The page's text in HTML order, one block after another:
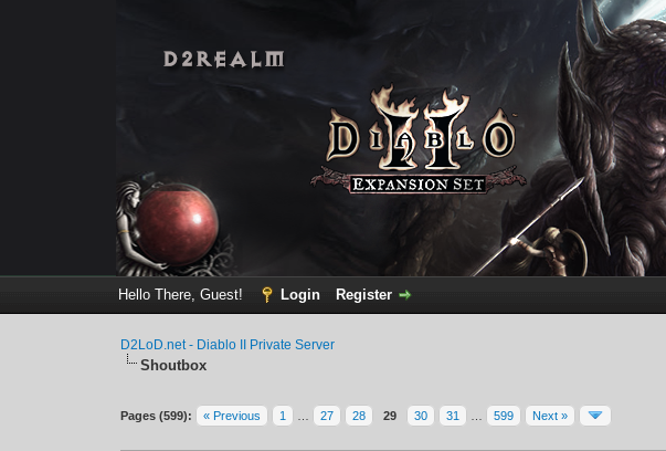
Hello There, Guest!
Login Register
D2LoD.net - Diablo II Private Server
Shoutbox
Pages (599): « Previous 1 27 28 29 30 31 599 Next »